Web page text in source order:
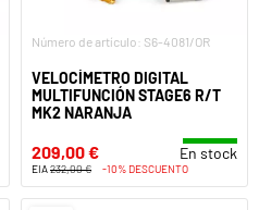
Número de artículo: S6-4081/OR
VELOCÍMETRO DIGITAL
MULTIFUNCIÓN STAGE6 R/T
MK2 NARANJA
209,00 € En stock
EIA232,00 € -10% DESCUENTO